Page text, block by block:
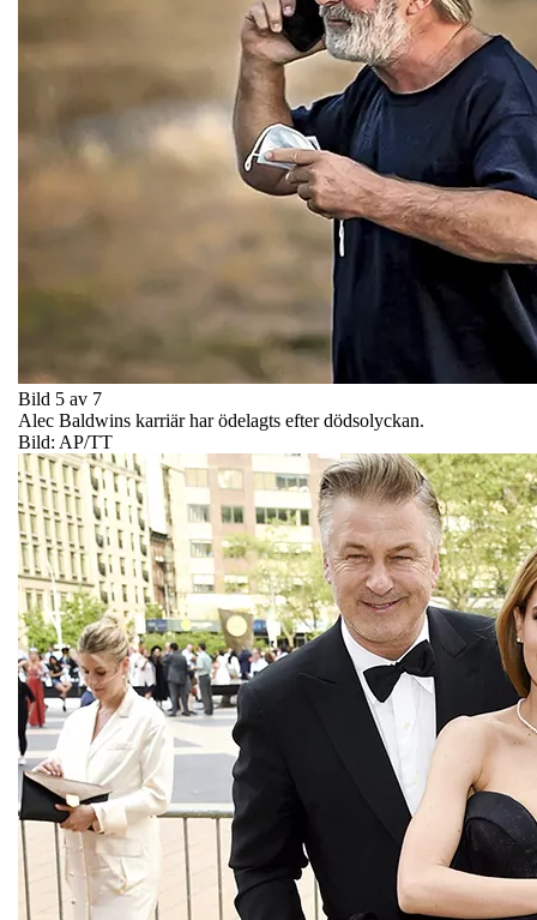
Bild 5 av 7
Alec Baldwins karriär har ödelagts efter dödsolyckan.
Bild: AP/TT